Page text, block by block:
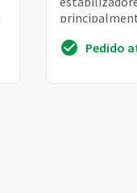
Pedido